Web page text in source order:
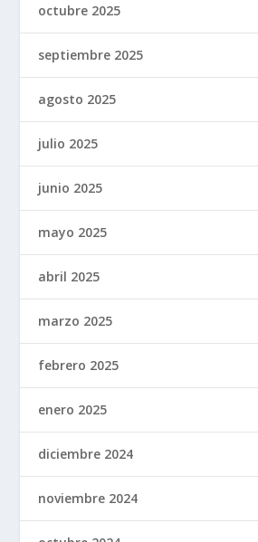
octubre 2025
septiembre 2025
agosto 2025
julio 2025
junio 2025
mayo 2025
abril 2025
marzo 2025
febrero 2025
enero 2025
diciembre 2024
noviembre 2024